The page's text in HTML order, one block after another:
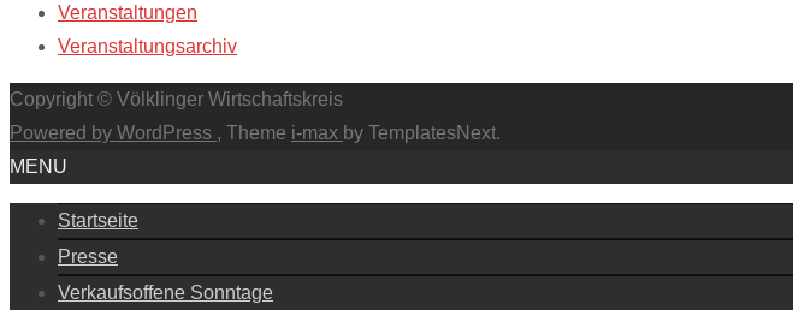
Veranstaltungen
Veranstaltungsarchiv
Copyright © Völklinger Wirtschaftskreis
Powered by WordPress , Theme i-max by TemplatesNext.
MENU
Startseite
Presse
Verkaufsoffene Sonntage